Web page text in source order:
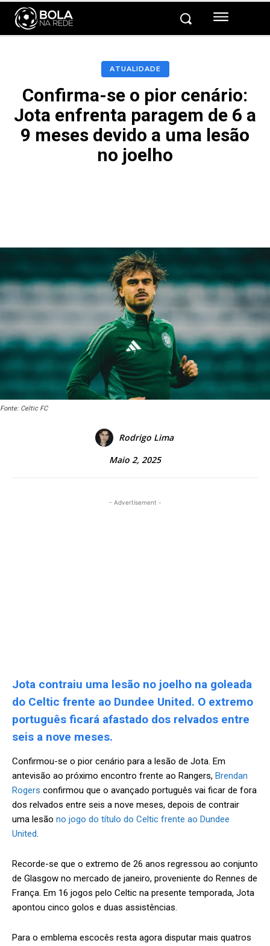
ATUALIDADE
Confirma-se o pior cenário:
Jota enfrenta paragem de 6 a
9 meses devido a uma lesão
no joelho
Fonte: Celtic FC
Rodrigo Lima
Maio 2, 2025
- Advertisement -
Jota contraiu uma lesão no joelho na goleada
do Celtic frente ao Dundee United. O extremo
português ficará afastado dos relvados entre
seis a nove meses.
Confirmou-se o pior cenário para a lesão de Jota. Em
antevisão ao próximo encontro frente ao Rangers, Brendan
Rogers confirmou que o avançado português vai ficar de fora
dos relvados entre seis a nove meses, depois de contrair
uma lesão no jogo do título do Celtic frente ao Dundee
United.
Recorde-se que o extremo de 26 anos regressou ao conjunto
de Glasgow no mercado de janeiro, proveniente do Rennes de
França. Em 16 jogos pelo Celtic na presente temporada, Jota
apontou cinco golos e duas assistências.
Para o emblema escocês resta agora disputar mais quatros